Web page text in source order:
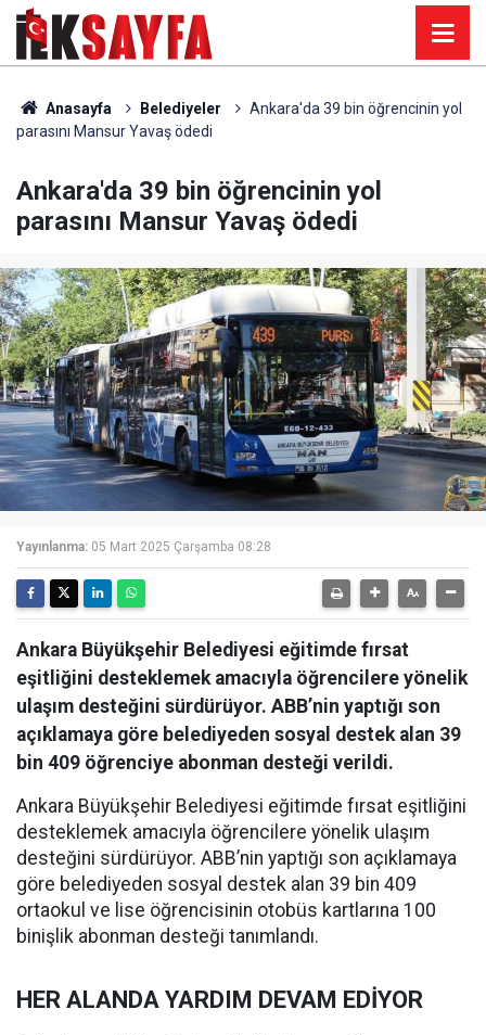
Anasayfa Belediyeler
Ankara'da 39 bin öğrencinin yol
parasını Mansur Yavaş ödedi
Ankara'da 39 bin öğrencinin yol
parasını Mansur Yavaş ödedi
Yayınlanma: 05 Mart 2025 Çarşamba 08:28
Ankara Büyükşehir Belediyesi eğitimde fırsat
eşitliğini desteklemek amacıyla öğrencilere yönelik
ulaşım desteğini sürdürüyor. ABB’nin yaptığı son
açıklamaya göre belediyeden sosyal destek alan 39
bin 409 öğrenciye abonman desteği verildi.
Ankara Büyükşehir Belediyesi eğitimde fırsat eşitliğini
desteklemek amacıyla öğrencilere yönelik ulaşım
desteğini sürdürüyor. ABB’nin yaptığı son açıklamaya
göre belediyeden sosyal destek alan 39 bin 409
ortaokul ve lise öğrencisinin otobüs kartlarına 100
binişlik abonman desteği tanımlandı.
HER ALANDA YARDIM DEVAM EDİYOR